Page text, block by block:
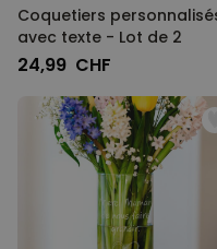
Coquetiers
avec texte - Lot de 2
24,99 CHF